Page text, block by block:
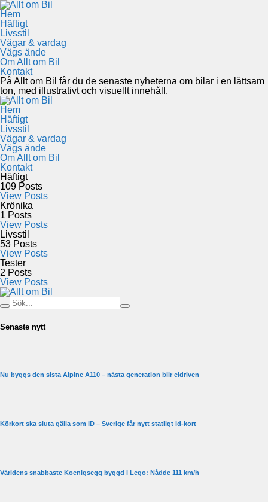
Hem
Häftigt
Livsstil
Vägar & vardag
Vägs ände
Om Allt om Bil
Kontakt
På Allt om Bil får du de senaste nyheterna om bilar i en lättsam
ton, med illustrativt och visuellt innehåll.
Hem
Häftigt
Livsstil
Vägar & vardag
Vägs ände
Om Allt om Bil
Kontakt
Häftigt
109 Posts
View Posts
Krönika
1 Posts
View Posts
Livsstil
53 Posts
View Posts
Tester
2 Posts
View Posts
Senaste nytt
Nu byggs den sista Alpine A110 – nästa generation blir eldriven
Körkort ska sluta gälla som ID – Sverige får nytt statligt id-kort
Världens snabbaste Koenigsegg byggd i Lego: Nådde 111 km/h